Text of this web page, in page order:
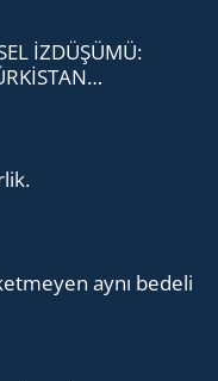
İZDÜŞÜMÜ:
aynı be­de­li